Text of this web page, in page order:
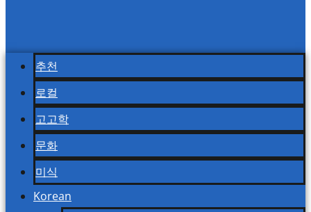
추천
로컬
고고학
문화
미식
Korean